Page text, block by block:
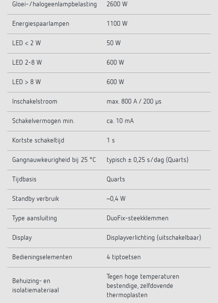
Gloei-/halogeenlampbelasting 2600 W
Energiespaarlampen 1100 W
LED < 2 W 50 W
LED 2-8 W 600 W
LED > 8 W 600 W
Inschakelstroom max. 800 A / 200 µs
Schakelvermogen min. ca. 10 mA
Kortste schakeltijd 1 s
Gangnauwkeurigheid bij 25 °C typisch ± 0,25 s/dag (Quarts)
Tijdbasis Quarts
Standby verbruik ~0,4 W
Type aansluiting DuoFix-steekklemmen
Display Displayverlichting (uitschakelbaar)
Bedieningselementen 4 tiptoetsen
Behuizing- en
isolatiemateriaal
Tegen hoge temperaturen
bestendige, zelfdovende
thermoplasten